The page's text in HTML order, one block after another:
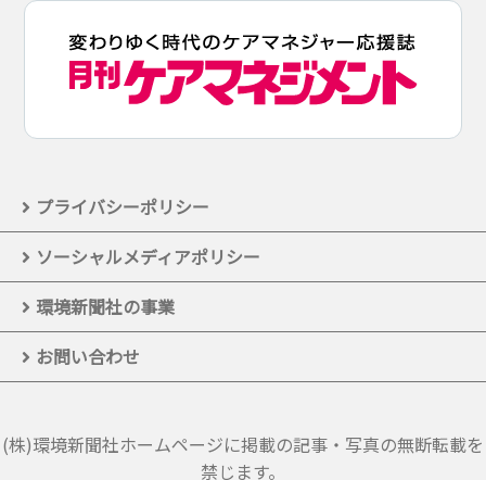
プライバシーポリシー
ソーシャルメディアポリシー
環境新聞社の事業
お問い合わせ
(株)環境新聞社ホームページに掲載の記事・写真の無断転載を
禁じます。